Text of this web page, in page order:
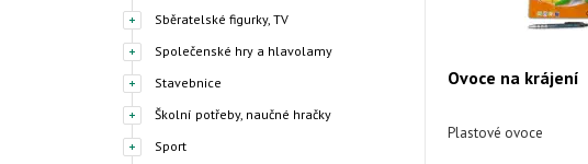
Sběratelské figurky, TV
Společenské hry a hlavolamy
Stavebnice
Školní potřeby, naučné hračky
Sport
Ovoce na krájení
Plastové ovoce